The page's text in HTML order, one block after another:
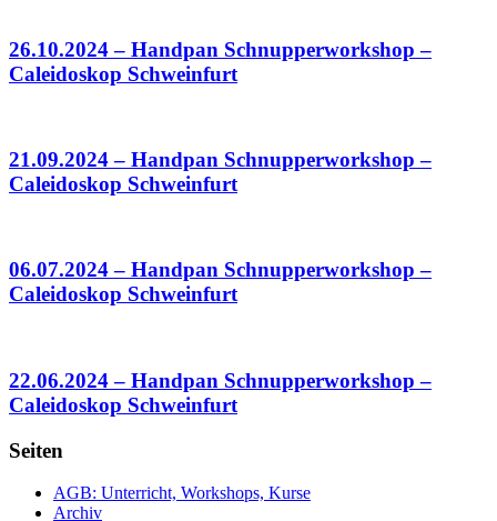
26.10.2024 – Handpan Schnupperworkshop –
Caleidoskop Schweinfurt
21.09.2024 – Handpan Schnupperworkshop –
Caleidoskop Schweinfurt
06.07.2024 – Handpan Schnupperworkshop –
Caleidoskop Schweinfurt
22.06.2024 – Handpan Schnupperworkshop –
Caleidoskop Schweinfurt
Seiten
AGB: Unterricht, Workshops, Kurse
Archiv